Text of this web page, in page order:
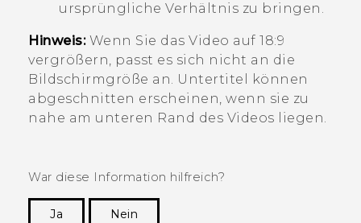
ursprüngliche Verhältnis zu bringen.
Hinweis:Wenn Sie das Video auf 18:9
vergrößern, passt es sich nicht an die
Bildschirmgröße an. Untertitel können
abgeschnitten erscheinen, wenn sie zu
nahe am unteren Rand des Videos liegen.
War diese Information hilfreich?
Ja
Nein